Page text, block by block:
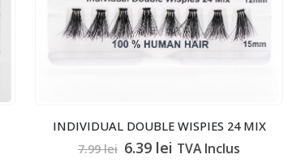
INDIVIDUAL DOUBLE WISPIES 24 MIX
7.99lei Prețul
6.39 lei Prețul
TVA Inclus